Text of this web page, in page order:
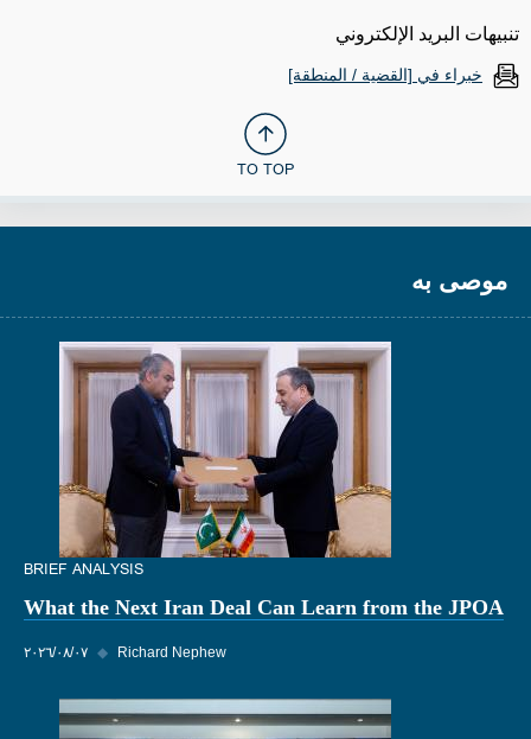
تنبيهات البريد الإلكتروني
خبراء في [القضية / المنطقة]
TO TOP
موصى به
BRIEF ANALYSIS
What the Next Iran Deal Can Learn from the JPOA
٠٧‏/٠٨‏/٢٠٢٦ ◆ Richard Nephew